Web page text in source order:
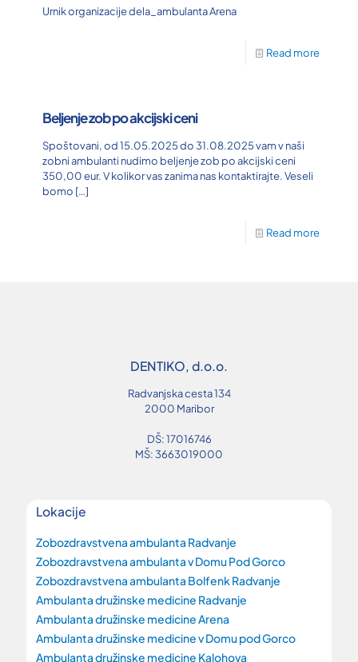
Urnik organizacije dela_ambulanta Arena
Read more
Beljenje zob po akcijski ceni
Spoštovani, od 15.05.2025 do 31.08.2025 vam v naši
zobni ambulanti nudimo beljenje zob po akcijski ceni
350,00 eur. V kolikor vas zanima nas kontaktirajte. Veseli
bomo […]
Read more
DENTIKO, d.o.o.
Radvanjska cesta 134
2000 Maribor
DŠ: 17016746
MŠ: 3663019000
Lokacije
Zobozdravstvena ambulanta Radvanje
Zobozdravstvena ambulanta v Domu Pod Gorco
Zobozdravstvena ambulanta Bolfenk Radvanje
Ambulanta družinske medicine Radvanje
Ambulanta družinske medicine Arena
Ambulanta družinske medicine v Domu pod Gorco
Ambulanta družinske medicine Kalohova